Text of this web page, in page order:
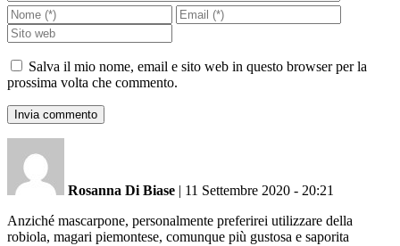
Salva il mio nome, email e sito web in questo browser per la
prossima volta che commento.
Rosanna Di Biase | 11 Settembre 2020 - 20:21
Anziché mascarpone, personalmente preferirei utilizzare della
robiola, magari piemontese, comunque più gustosa e saporita